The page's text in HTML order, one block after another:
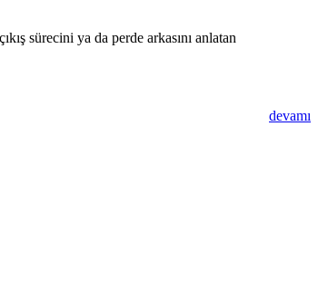
sürecini ya da perde arkasını anlatan
devamı